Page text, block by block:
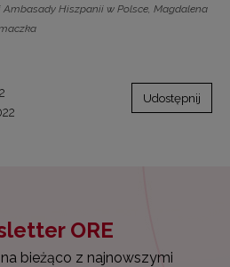
Ambasady Hiszpanii w Polsce, Magdalena
Udostępnij
ORE
bieżąco z najnowszymi